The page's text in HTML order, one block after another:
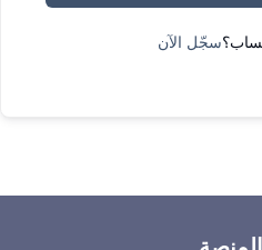
سجّل الآن